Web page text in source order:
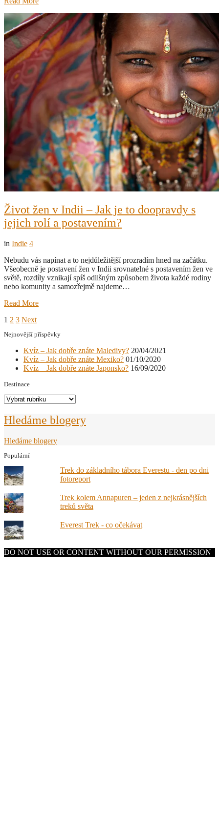
Život žen v Indii – Jak je to doopravdy s
jejich rolí a postavením?
in Indie 4
Nebudu vás napínat a to nejdůležitější prozradím hned na začátku.
Všeobecně je postavení žen v Indii srovnatelné s postavením žen ve
světě, rozdíly vznikají spíš odlišným způsobem života každé rodiny
nebo komunity a samozřejmě najdeme…
Read More
Posts
navigation
Page
1 Page
2 Page
3 Next
Nejnovější příspěvky
Kvíz – Jak dobře znáte Maledivy? 20/04/2021
Kvíz – Jak dobře znáte Mexiko? 01/10/2020
Kvíz – Jak dobře znáte Japonsko? 16/09/2020
Destinace
Destinace
Hledáme blogery
Hledáme blogery
Populární
Trek do základního tábora Everestu - den po dni
fotoreport
Trek kolem Annapuren – jeden z nejkrásnějších
treků světa
Everest Trek - co očekávat
DO NOT USE OR CONTENT WITHOUT OUR PERMISSION